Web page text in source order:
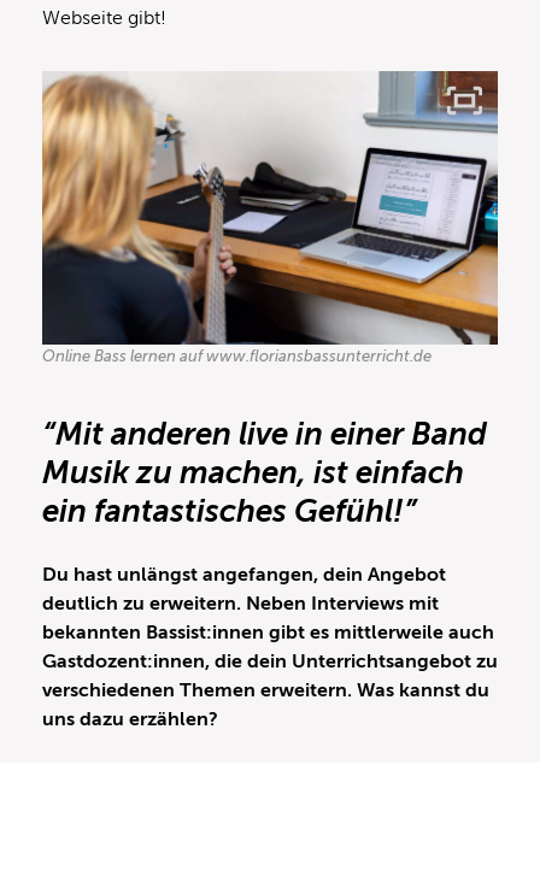
Webseite gibt!
Online Bass lernen auf www.floriansbassunterricht.de
“Mit anderen live in einer Band
Musik zu machen, ist einfach
ein fantastisches Gefühl!”
Du hast unlängst angefangen, dein Angebot
deutlich zu erweitern. Neben Interviews mit
bekannten Bassist:innen gibt es mittlerweile auch
Gastdozent:innen, die dein Unterrichtsangebot zu
verschiedenen Themen erweitern. Was kannst du
uns dazu erzählen?